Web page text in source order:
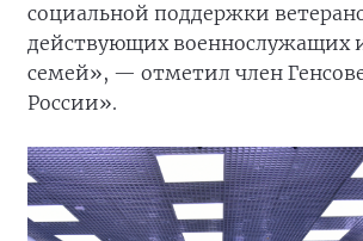
социальной поддержки
действующих военнослужащих
семей», — отметил член
России».